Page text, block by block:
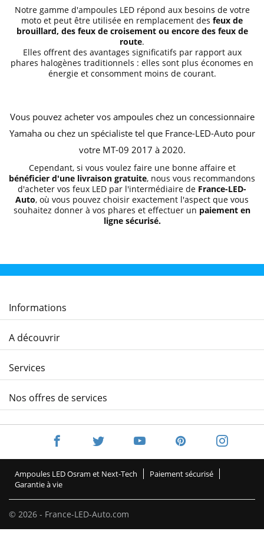
Notre gamme d'ampoules LED répond aux besoins de votre
moto et peut être utilisée en remplacement des feux de
brouillard, des feux de croisement ou encore des feux de
route.
Elles offrent des avantages significatifs par rapport aux
phares halogènes traditionnels : elles sont plus économes en
énergie et consomment moins de courant.
Vous pouvez acheter vos ampoules chez un concessionnaire
Yamaha ou chez un spécialiste tel que France-LED-Auto pour
votre MT-09 2017 à 2020.
Cependant, si vous voulez faire une bonne affaire et
bénéficier d'une livraison gratuite, nous vous recommandons
d'acheter vos feux LED par l'intermédiaire de France-LED-
Auto, où vous pouvez choisir exactement l'aspect que vous
souhaitez donner à vos phares et effectuer un paiement en
ligne sécurisé.
Informations
A découvrir
Services
Nos offres de services
© 2026 - France-LED-Auto.com
Ampoules LED Osram et Next-Tech
Paiement sécurisé
Garantie à vie